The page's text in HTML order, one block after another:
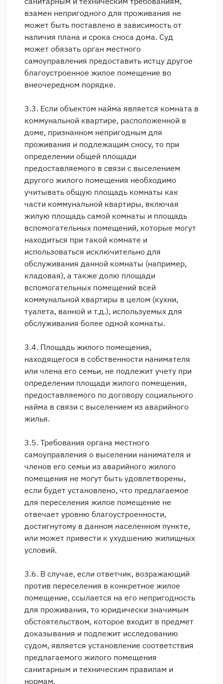
взамен непригодного для проживания не
может быть поставлено в зависимость от
наличия плана и срока сноса дома. Суд
может обязать орган местного
самоуправления предоставить истцу другое
благоустроенное жилое помещение во
внеочередном порядке.
3.3. Если объектом найма является комната в
коммунальной квартире, расположенной в
доме, признанном непригодным для
проживания и подлежащим сносу, то при
определении общей площади
предоставляемого в связи с выселением
другого жилого помещения необходимо
учитывать общую площадь комнаты как
части коммунальной квартиры, включая
жилую площадь самой комнаты и площадь
вспомогательных помещений, которые могут
находиться при такой комнате и
использоваться исключительно для
обслуживания данной комнаты (например,
кладовая), а также долю площади
вспомогательных помещений всей
коммунальной квартиры в целом (кухни,
туалета, ванной и т.д.), используемых для
обслуживания более одной комнаты.
3.4. Площадь жилого помещения,
находящегося в собственности нанимателя
или члена его семьи, не подлежит учету при
определении площади жилого помещения,
предоставляемого по договору социального
найма в связи с выселением из аварийного
жилья.
3.5. Требования органа местного
самоуправления о выселении нанимателя и
членов его семьи из аварийного жилого
помещения не могут быть удовлетворены,
если будет установлено, что предлагаемое
для переселения жилое помещение не
отвечает уровню благоустроенности,
достигнутому в данном населенном пункте,
или может привести к ухудшению жилищных
условий.
3.6. В случае, если ответчик, возражающий
против переселения в конкретное жилое
помещение, ссылается на его непригодность
для проживания, то юридически значимым
обстоятельством, которое входит в предмет
доказывания и подлежит исследованию
судом, является установление соответствия
предлагаемого жилого помещения
санитарным и техническим правилам и
нормам.